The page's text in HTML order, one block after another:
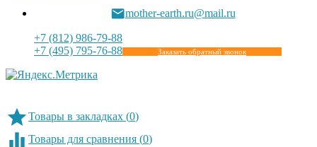
mother-earth.ru@mail.ru
+7 (812) 986-79-88
+7 (495) 795-76-88
Заказать обратный звонок
Товары в закладках (0)
Товары для сравнения (0)